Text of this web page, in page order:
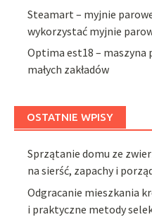
Steamart – myjnie
wykorzystać myjnie
Optima est18 – maszyna
małych zakładów
OSTATNIE WPISY
Sprzątanie domu ze
na sierść, zapachy i
Odgracanie mieszkania
i praktyczne metody